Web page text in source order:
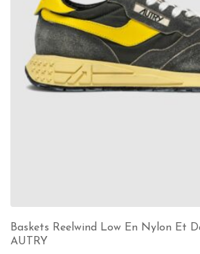
Baskets Reelwind Low En Nylon Et
AUTRY